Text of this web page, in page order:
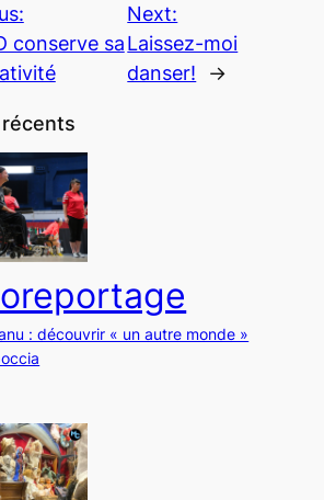
conserve sa
Next:
Laissez-moi
danser!
→
: découvrir « un autre monde »